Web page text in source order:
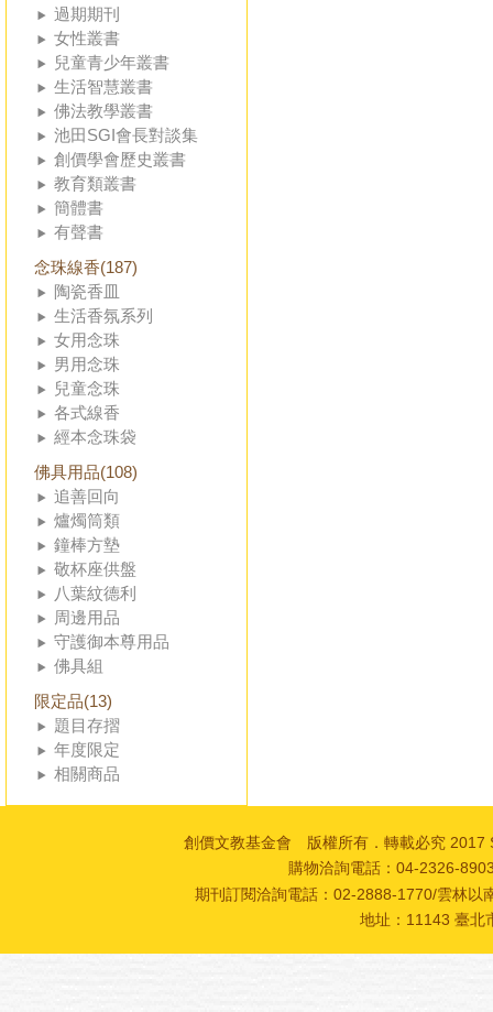
過期期刊
女性叢書
兒童青少年叢書
生活智慧叢書
佛法教學叢書
池田SGI會長對談集
創價學會歷史叢書
教育類叢書
簡體書
有聲書
念珠線香(187)
陶瓷香皿
生活香氛系列
女用念珠
男用念珠
兒童念珠
各式線香
經本念珠袋
佛具用品(108)
追善回向
爐燭筒類
鐘棒方墊
敬杯座供盤
八葉紋德利
周邊用品
守護御本尊用品
佛具組
限定品(13)
題目存摺
年度限定
相關商品
創價文教基金會 版權所有．轉載必究 2017
購物洽詢電話：04-2326-
期刊訂閱洽詢電話：02-2888-1770/雲林
地址：11143 臺北